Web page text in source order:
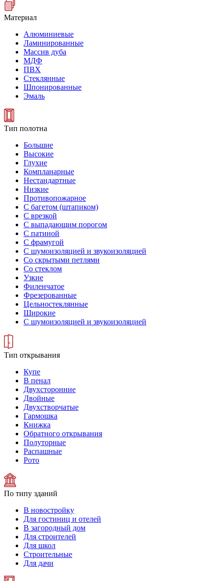
Материал
Алюминиевые
Ламинированные
Массив дуба
МДФ
ПВХ
Стеклянные
Шпонированные
Эмаль
Тип полотна
Большие
Высокие
Глухие
Компланарные
Нестандартные
Низкие
Противопожарное
С багетом (штапиком)
С врезкой
С выпадающим порогом
С патиной
С фрамугой
С шумоизоляцией и звукоизоляцией
Со скрытыми петлями
Со стеклом
Узкие
Филенчатое
Фрезерованные
Цельностеклянные
Широкие
С шумоизоляцией и звукоизоляцией
Тип открывания
Купе
В пенал
Двухсторонние
Двойные
Двухстворчатые
Гармошка
Книжка
Обратного открывания
Полуторные
Распашные
Рото
По типу зданий
В новостройку
Для гостиниц и отелей
В загородный дом
Для строителей
Для школ
Строительные
Для дачи